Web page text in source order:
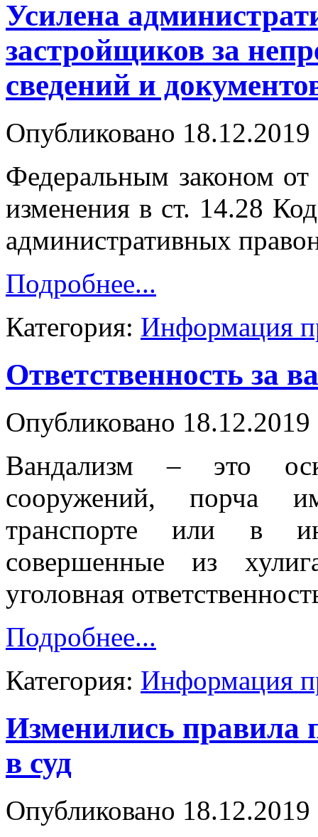
Усилена
застройщиков за
сведений и
Опубликовано 18.12.2019
Федеральным законом
изменения в ст. 14.28
административных
Подробнее...
Категория: Информация
Ответственность за
Опубликовано 18.12.2019
Вандализм – это
сооружений, порча
транспорте или в
совершенные из
уголовная
Подробнее...
Категория: Информация
Изменились правила
в суд
Опубликовано 18.12.2019